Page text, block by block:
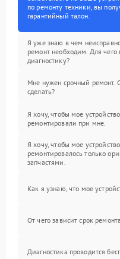
по ремонту техники, вы
гарантийный талон.
Я уже знаю в чем
ремонт необходим. Для чего
диагностику?
Мне нужен срочный ремонт.
сделать?
Я хочу, чтобы мое устройство
ремонтировали при мне.
Я хочу, чтобы мое устройство
ремонтировалось только
запчастями.
Как я узнаю, что мое
От чего зависит срок
Диагностика проводится